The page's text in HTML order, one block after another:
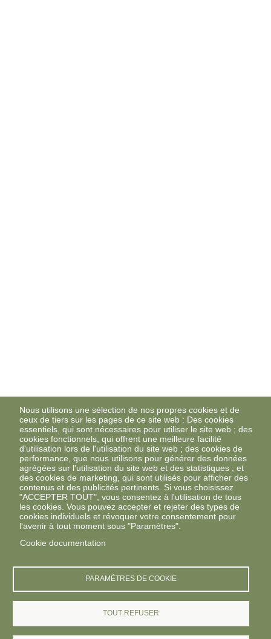
Nous utilisons une sélection de nos propres cookies et de
ceux de tiers sur les pages de ce site web : Des cookies
essentiels, qui sont nécessaires pour utiliser le site web ; des
cookies fonctionnels, qui offrent une meilleure facilité
d'utilisation lors de l'utilisation du site web ; des cookies de
performance, que nous utilisons pour générer des données
agrégées sur l'utilisation du site web et des statistiques ; et
des cookies de marketing, qui sont utilisés pour afficher des
contenus et des publicités pertinents. Si vous choisissez
"ACCEPTER TOUT", vous consentez à l'utilisation de tous
les cookies. Vous pouvez accepter et rejeter des types de
cookies individuels et révoquer votre consentement pour
l'avenir à tout moment sous "Paramètres".
Cookie documentation
PARAMÈTRES DE COOKIE
TOUT REFUSER